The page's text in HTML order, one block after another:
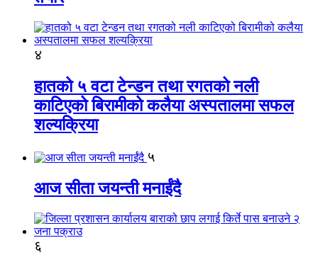
४
हातको ५ वटा टेन्डन तथा रगतको नली
काटिएको बिरामीको कलैया अस्पतालमा सफल
शल्यक्रिया
५
आज सीता जयन्ती मनाईंदै
६